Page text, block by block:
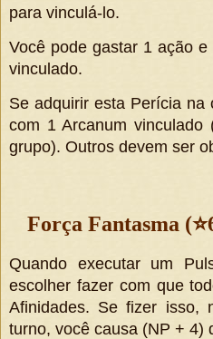
para vinculá-lo.
Você pode gastar 1 ação
vinculado.
Se adquirir esta Perícia
com 1 Arcanum
grupo). Outros devem ser
Força Fantasma (⭐
Quando executar um
escolher fazer com que
Afinidades. Se fizer isso,
turno, você causa (NP + 4)